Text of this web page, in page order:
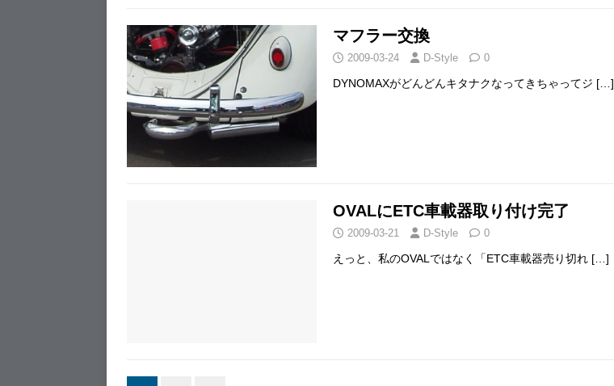
マフラー交換
2009-03-24 D-Style 0
DYNOMAXがどんどんキタナクなってきちゃってジ […]
OVALにETC車載器取り付け完了
2009-03-21 D-Style 0
えっと、私のOVALではなく「ETC車載器売り切れ […]